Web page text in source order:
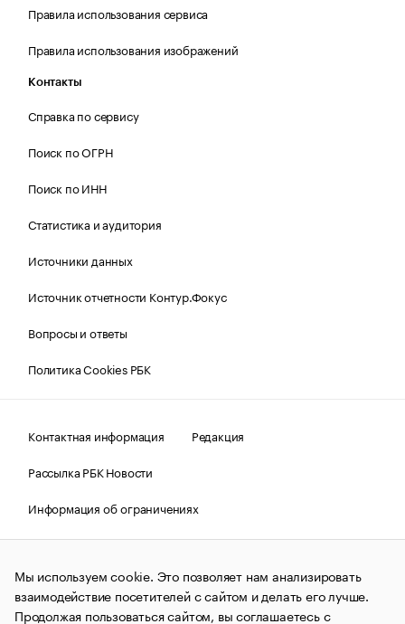
Правила использования сервиса
Правила использования изображений
Контакты
Справка по сервису
Поиск по ОГРН
Поиск по ИНН
Статистика и аудитория
Источники данных
Источник отчетности Контур.Фокус
Вопросы и ответы
Политика Cookies РБК
Контактная информация
Редакция
Рассылка РБК Новости
Информация об ограничениях
Правовая информация
О соблюдении авторских прав
© АО «РОСБИЗНЕСКОНСАЛТИНГ»,1995–2026.Сообщения
и материалы информационного агентства «РБК»
(зарегистрировано Федеральной службой по надзору в сфере
Мы используем cookie. Это позволяет нам анализировать
взаимодействие посетителей с сайтом и делать его лучше.
Продолжая пользоваться сайтом, вы соглашаетесь с